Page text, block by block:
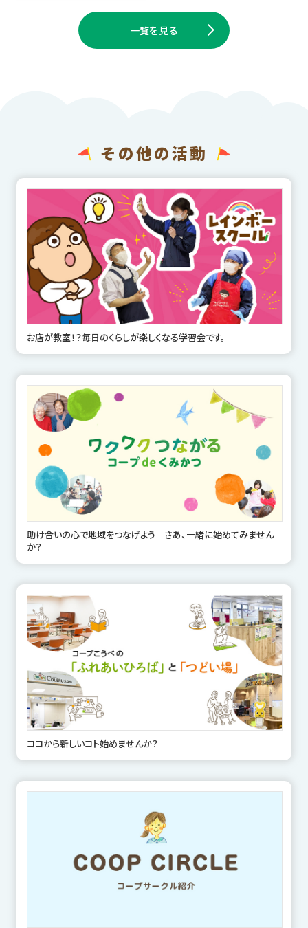
一覧を見る
その他の活動
お店が教室！？毎日のくらしが楽しくなる学習会です。
助け合いの心で地域をつなげよう さあ、一緒に始めてみません
か？
ココから新しいコト始めませんか？